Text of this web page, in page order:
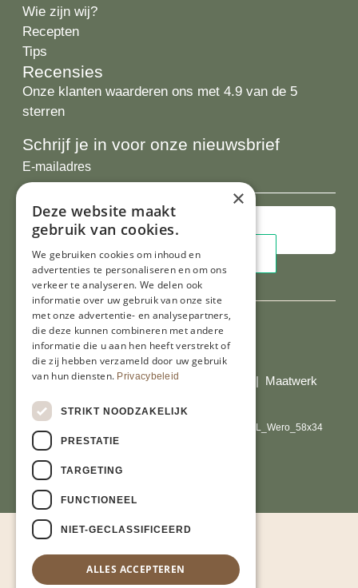
Wie zijn wij?
Recepten
Tips
Recensies
Onze klanten waarderen ons met 4.9 van de 5
sterren
Schrijf je in voor onze nieuwsbrief
E-
mailadres
Al onze prijzen zijn incl. BTW
© Copyright 2026 Limburgs Bakwinkeltje | Maatwerk
×
Deze website maakt
gebruik van cookies.
We gebruiken cookies om inhoud en
advertenties te personaliseren en om ons
verkeer te analyseren. We delen ook
informatie over uw gebruik van onze site
met onze advertentie- en analysepartners,
die deze kunnen combineren met andere
informatie die u aan hen heeft verstrekt of
die zij hebben verzameld door uw gebruik
van hun diensten. Privacybeleid
STRIKT NOODZAKELIJK
PRESTATIE
TARGETING
FUNCTIONEEL
NIET-GECLASSIFICEERD
ALLES ACCEPTEREN